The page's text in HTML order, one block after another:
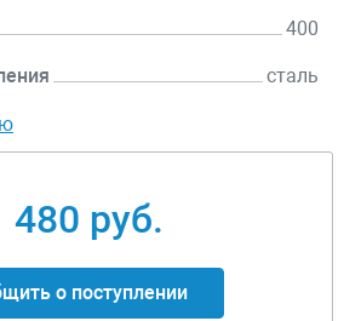
400
сталь
480 руб.
о поступлении